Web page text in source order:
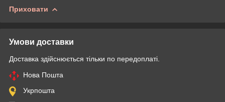
Приховати
Умови доставки
Доставка здійснюється тільки по передоплаті.
Нова Пошта
Укрпошта